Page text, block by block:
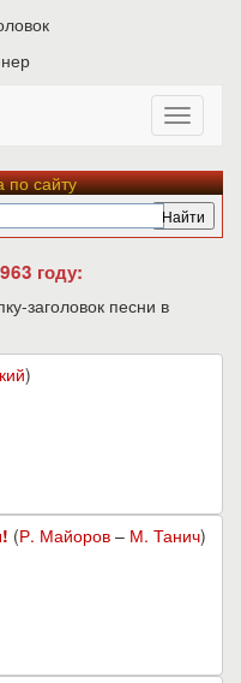
по сайту
году:
заголовок песни в
)
(Р. Майоров – М. Танич)